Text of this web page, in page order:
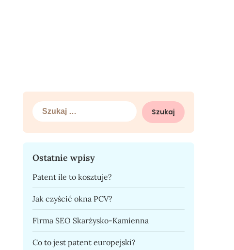
Szukaj:
Ostatnie wpisy
Patent ile to kosztuje?
Jak czyścić okna PCV?
Firma SEO Skarżysko-Kamienna
Co to jest patent europejski?